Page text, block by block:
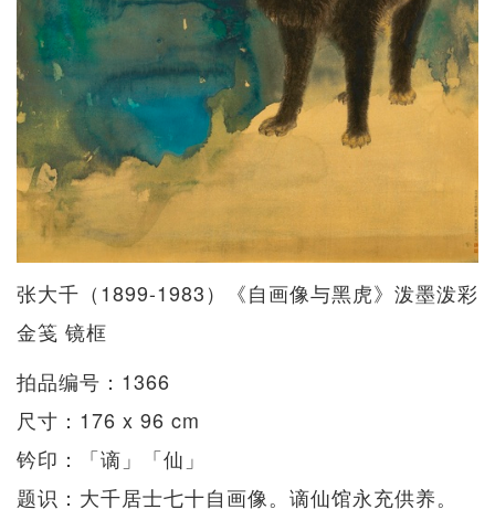
张大千（1899-1983）《自画像与黑虎》泼墨泼彩
金笺 镜框
拍品编号：1366
尺寸：176 x 96 cm
钤印：「谪」「仙」
题识：大千居士七十自画像。谪仙馆永充供养。